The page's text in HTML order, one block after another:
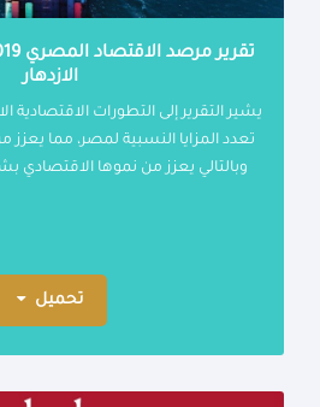
الازدهار
يشير التقرير إلى التطورات
تعدد المزايا النسبية لمصر، مما يعزز
وبالتالي يعزز من نموها الاقتصادي
تحميل